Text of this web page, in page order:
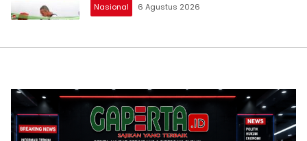
Nasional 6 Agustus 2026